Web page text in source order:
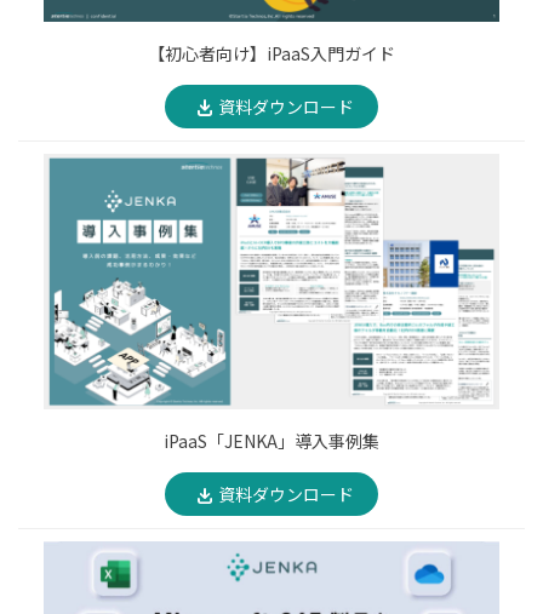
【初心者向け】iPaaS入門ガイド
資料ダウンロード
iPaaS「JENKA」導入事例集
資料ダウンロード